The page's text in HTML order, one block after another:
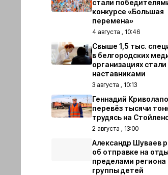
стали
конкурсе «Большая
перемена»
4 августа , 10:46
Свыше 1,5 тыс.
в белгородских
организациях стали
наставниками
3 августа , 10:13
Геннадий
перевёз тысячи
трудясь на
2 августа , 13:00
Александр Шуваев
об отправке на
пределами региона
группы детей